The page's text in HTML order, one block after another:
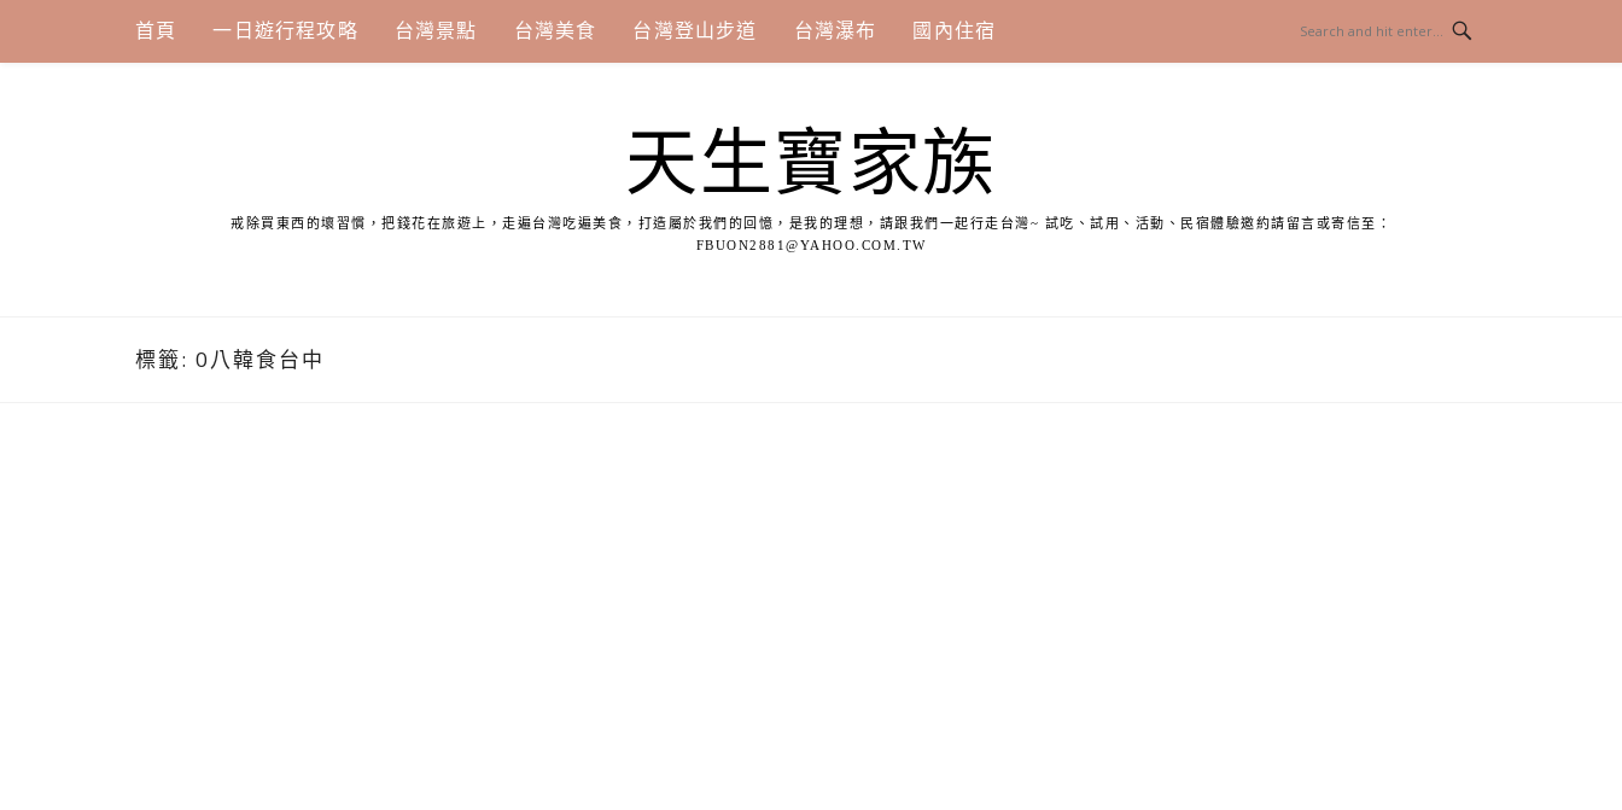
content
首頁 一日遊行程攻略 台灣景點 台灣美食 台灣登山步道 台灣瀑布 國內住宿
天生寶家族
戒除買東西的壞習慣，把錢花在旅遊上，走遍台灣吃遍美食，打造屬於我們的回憶，是我的理想，請跟我們一起行走台灣~ 試吃、試用、活動、民宿體驗邀約請留言或寄信至：
FBUON2881@YAHOO.COM.TW
標籤: 0八韓食台中